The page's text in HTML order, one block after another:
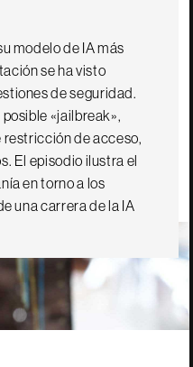
modelo de IA más
se ha visto
de seguridad.
«jailbreak»,
de acceso,
El episodio ilustra el
en torno a los
una carrera de la IA